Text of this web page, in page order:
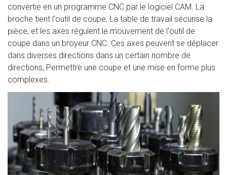
convertie en un programme CNC par le logiciel CAM. La
broche tient l'outil de coupe, La table de travail sécurise la
pièce, et les axes régulent le mouvement de l'outil de
coupe dans un broyeur CNC. Ces axes peuvent se déplacer
dans diverses directions dans un certain nombre de
directions, Permettre une coupe et une mise en forme plus
complexes.